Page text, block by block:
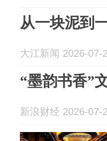
从一块泥到
大江新闻 2026-07-
“墨韵书香”
新浪财经 2026-07-